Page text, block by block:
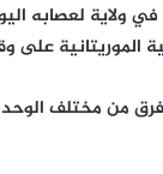
الموريتانية
من مختلف